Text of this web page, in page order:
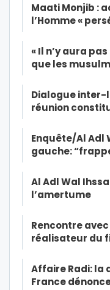
Maati Monjib :
l’Homme «
« Il n’y aura
que les
Dialogue inter-
réunion
Enquête/Al Adl
gauche:
Al Adl Wal
l’amertume
Rencontre
réalisateur du
Affaire Radi: la
France